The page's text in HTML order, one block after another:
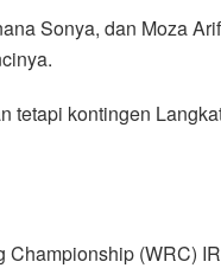
Sonya, dan Moza
tetapi kontingen
(WRC)